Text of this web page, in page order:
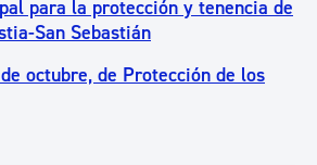
para la protección y tenencia de
San Sebastián
octubre, de Protección de los